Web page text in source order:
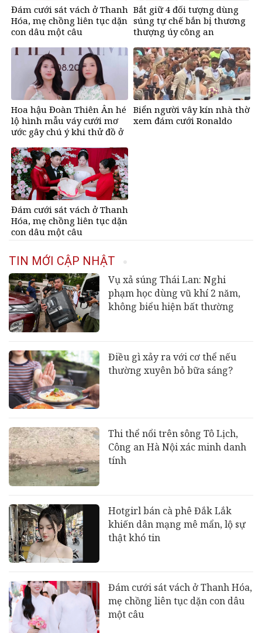
Đám cưới sát vách ở Thanh
Hóa, mẹ chồng liên tục dặn
con dâu một câu
Bắt giữ 4 đối tượng dùng
súng tự chế bắn bị thương
thượng úy công an
Hoa hậu Đoàn Thiên Ân hé
lộ hình mẫu váy cưới mơ
ước gây chú ý khi thử đồ ở
Biển người vây kín nhà thờ
xem đám cưới Ronaldo
Đám cưới sát vách ở Thanh
Hóa, mẹ chồng liên tục dặn
con dâu một câu
TIN MỚI CẬP NHẬT
Vụ xả súng Thái Lan: Nghi
phạm học dùng vũ khí 2 năm,
không biểu hiện bất thường
Điều gì xảy ra với cơ thể nếu
thường xuyên bỏ bữa sáng?
Thi thể nổi trên sông Tô Lịch,
Công an Hà Nội xác minh danh
tính
Hotgirl bán cà phê Đắk Lắk
khiến dân mạng mê mẩn, lộ sự
thật khó tin
Đám cưới sát vách ở Thanh Hóa,
mẹ chồng liên tục dặn con dâu
một câu